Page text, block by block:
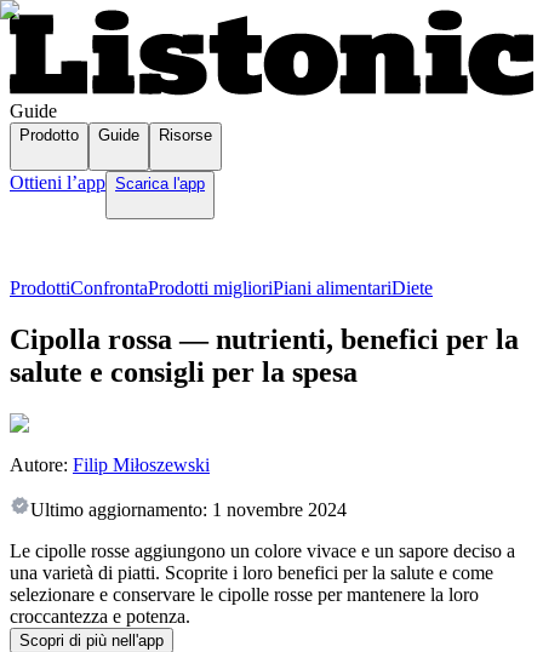
Guide
Prodotto Guide Risorse
Ottieni l’app Scarica l'app
ProdottiConfrontaProdotti miglioriPiani alimentariDiete
Cipolla rossa — nutrienti, benefici per la
salute e consigli per la spesa
Autore: Filip Miłoszewski
Ultimo aggiornamento: 1 novembre 2024
Le cipolle rosse aggiungono un colore vivace e un sapore deciso a
una varietà di piatti. Scoprite i loro benefici per la salute e come
selezionare e conservare le cipolle rosse per mantenere la loro
croccantezza e potenza.
Scopri di più nell'app